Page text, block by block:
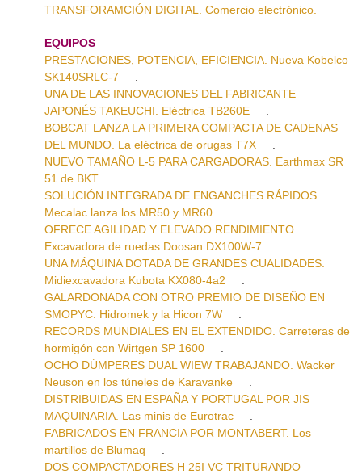
TRANSFORAMCIÓN DIGITAL. Comercio electrónico.
EQUIPOS
PRESTACIONES, POTENCIA, EFICIENCIA. Nueva Kobelco
SK140SRLC-7
UNA DE LAS INNOVACIONES DEL FABRICANTE
JAPONÉS TAKEUCHI. Eléctrica TB260E
BOBCAT LANZA LA PRIMERA COMPACTA DE CADENAS
DEL MUNDO. La eléctrica de orugas T7X
NUEVO TAMAÑO L-5 PARA CARGADORAS. Earthmax SR
51 de BKT
SOLUCIÓN INTEGRADA DE ENGANCHES RÁPIDOS.
Mecalac lanza los MR50 y MR60
OFRECE AGILIDAD Y ELEVADO RENDIMIENTO.
Excavadora de ruedas Doosan DX100W-7
UNA MÁQUINA DOTADA DE GRANDES CUALIDADES.
Midiexcavadora Kubota KX080-4a2
GALARDONADA CON OTRO PREMIO DE DISEÑO EN
SMOPYC. Hidromek y la Hicon 7W
RECORDS MUNDIALES EN EL EXTENDIDO. Carreteras de
hormigón con Wirtgen SP 1600
OCHO DÚMPERES DUAL WIEW TRABAJANDO. Wacker
Neuson en los túneles de Karavanke
DISTRIBUIDAS EN ESPAÑA Y PORTUGAL POR JIS
MAQUINARIA. Las minis de Eurotrac
FABRICADOS EN FRANCIA POR MONTABERT. Los
martillos de Blumaq
DOS COMPACTADORES H 25I VC TRITURANDO